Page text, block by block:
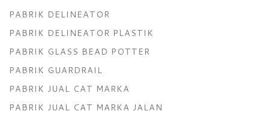
PABRIK DELINEATOR
PABRIK DELINEATOR PLASTIK
PABRIK GLASS BEAD POTTER
PABRIK GUARDRAIL
PABRIK JUAL CAT MARKA
PABRIK JUAL CAT MARKA JALAN